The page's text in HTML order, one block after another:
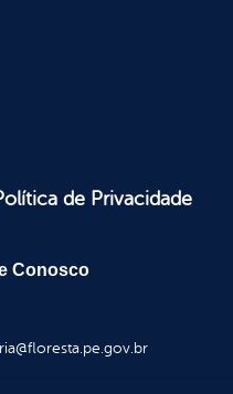
de Privacidade
Conosco